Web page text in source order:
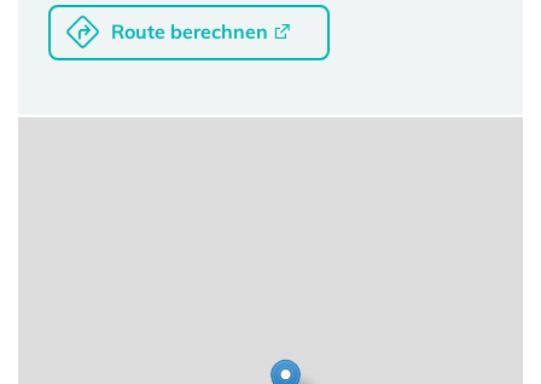
Route berechnen